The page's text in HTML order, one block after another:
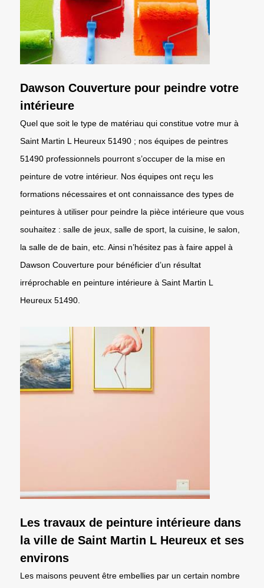
Dawson Couverture pour peindre votre
intérieure
Quel que soit le type de matériau qui constitue votre mur à
Saint Martin L Heureux 51490 ; nos équipes de peintres
51490 professionnels pourront s’occuper de la mise en
peinture de votre intérieur. Nos équipes ont reçu les
formations nécessaires et ont connaissance des types de
peintures à utiliser pour peindre la pièce intérieure que vous
souhaitez : salle de jeux, salle de sport, la cuisine, le salon,
la salle de de bain, etc. Ainsi n’hésitez pas à faire appel à
Dawson Couverture pour bénéficier d’un résultat
irréprochable en peinture intérieure à Saint Martin L
Heureux 51490.
Les travaux de peinture intérieure dans
la ville de Saint Martin L Heureux et ses
environs
Les maisons peuvent être embellies par un certain nombre